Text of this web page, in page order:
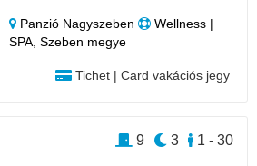
Panzió Nagyszeben
Wellness |
SPA, Szeben megye
Tichet | Card vakációs jegy
1 - 30
3
9